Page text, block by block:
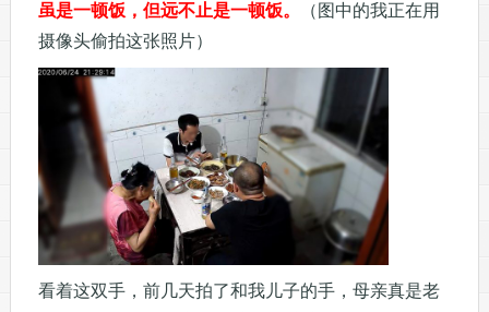
虽是一顿饭，但远不止是一顿饭。
（图中的我正在用
摄像头偷拍这张照片）
看着这双手，前几天拍了和我儿子的手，母亲真是老